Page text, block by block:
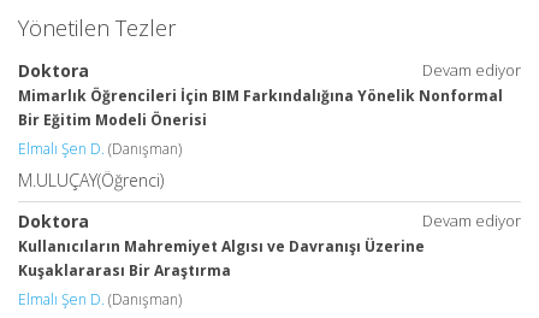
Yönetilen Tezler
Devam ediyor
Doktora
Mimarlık Öğrencileri İçin BIM Farkındalığına Yönelik Nonformal
Bir Eğitim Modeli Önerisi
Elmalı Şen D. (Danışman)
M.ULUÇAY(Öğrenci)
Devam ediyor
Doktora
Kullanıcıların Mahremiyet Algısı ve Davranışı Üzerine
Kuşaklararası Bir Araştırma
Elmalı Şen D. (Danışman)